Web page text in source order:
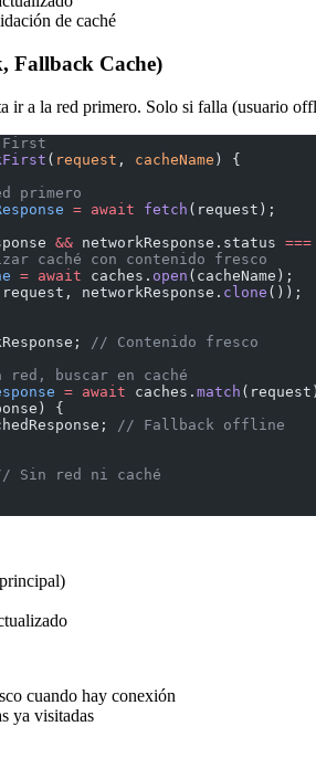
de caché
Fallback Cache)
ir a la red primero. Solo si falla (usuario
First
( request , cacheName ) {
primero
= await fetch (request);
&& networkResponse.status ===
caché con contenido fresco
= await caches. open (cacheName);
networkResponse. clone ());
// Contenido fresco
red, buscar en caché
= await caches. match
{
// Fallback offline
Sin red ni caché
cuando hay conexión
ya visitadas